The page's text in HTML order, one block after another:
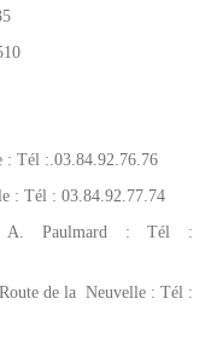
: Tél :.03.84.92.76.76
: Tél : 03.84.92.77.74
A. Paulmard : Tél :
de la Neuvelle : Tél :